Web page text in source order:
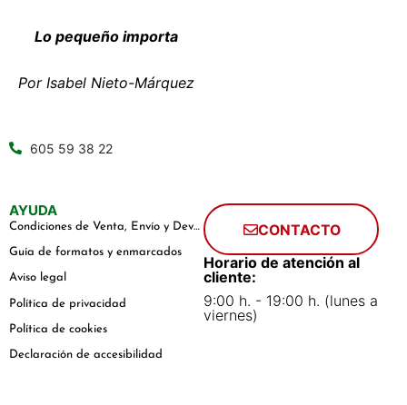
Lo pequeño importa
Por Isabel Nieto-Márquez
605 59 38 22
AYUDA
Condiciones de Venta, Envío y Devoluciones
Guía de formatos y enmarcados
Aviso legal
Política de privacidad
Política de cookies
Declaración de accesibilidad
CONTACTO
Horario de atención al
cliente:
9:00 h. - 19:00 h. (lunes a
viernes)